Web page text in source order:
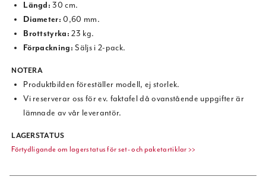
Längd: 30 cm.
Diameter: 0,60 mm.
Brottstyrka: 23 kg.
Förpackning: Säljs i 2-pack.
NOTERA
Produktbilden föreställer modell, ej storlek.
Vi reserverar oss för ev. faktafel då ovanstående uppgifter är
lämnade av vår leverantör.
LAGERSTATUS
Förtydligande om lagerstatus för set- och paketartiklar >>